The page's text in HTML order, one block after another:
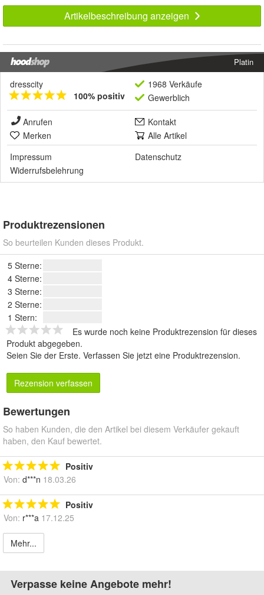
Artikelbeschreibung anzeigen
Platin
dresscity
100% positiv
1968 Verkäufe
Gewerblich
Anrufen
Kontakt
Merken
Alle Artikel
Impressum
Datenschutz
Widerrufsbelehrung
Produktrezensionen
So beurteilen Kunden dieses Produkt.
5 Sterne:
4 Sterne:
3 Sterne:
2 Sterne:
1 Stern:
Es wurde noch keine Produktrezension für dieses
Produkt abgegeben.
Seien Sie der Erste. Verfassen Sie jetzt eine Produktrezension.
Rezension verfassen
Bewertungen
So haben Kunden, die den Artikel bei diesem Verkäufer gekauft
haben, den Kauf bewertet.
Positiv
Von: d***n 18.03.26
Positiv
Von: r***a 17.12.25
Mehr...
Verpasse keine Angebote mehr!